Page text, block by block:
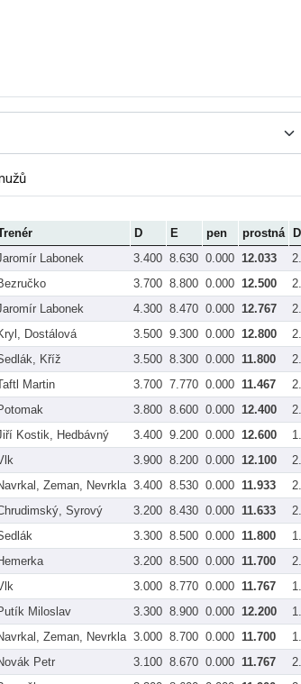
D E pen prostná D
Labonek 3.400 8.630 0.000 12.033
3.700 8.800 0.000 12.500
Labonek 4.300 8.470 0.000 12.767
Dostálová 3.500 9.300 0.000 12.800
Kříž 3.500 8.300 0.000 11.800
Martin 3.700 7.770 0.000 11.467
3.800 8.600 0.000 12.400
Kostik, Hedbávný 3.400 9.200 0.000 12.600
3.900 8.200 0.000 12.100
Zeman, Nevrkla 3.400 8.530 0.000 11.933
Syrový 3.200 8.430 0.000 11.633
3.300 8.500 0.000 11.800
3.200 8.500 0.000 11.700
3.000 8.770 0.000 11.767
Miloslav 3.300 8.900 0.000 12.200
Zeman, Nevrkla 3.000 8.700 0.000 11.700
Petr 3.100 8.670 0.000 11.767